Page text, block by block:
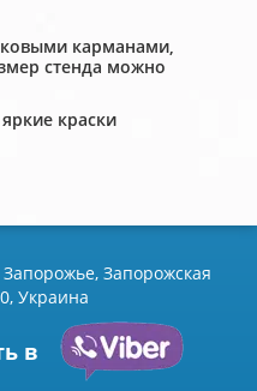
карманами,
стенда можно
краски
Запорожская
Украина
в